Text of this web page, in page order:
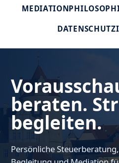
MEDIATION
DATENSCHUTZ
beraten.
begleiten.
Persönliche